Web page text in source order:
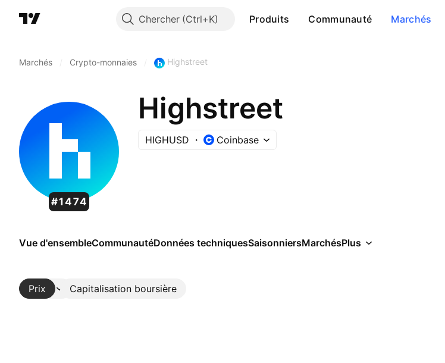
Chercher Produits Communauté Marchés
Marchés Crypto-monnaies Highstreet
#1474
Highstreet
HIGHUSD Coinbase
Vue d'ensembleCommunautéDonnées techniquesSaisonniersMarchésPlus
Prix Capitalisation boursière
Plus